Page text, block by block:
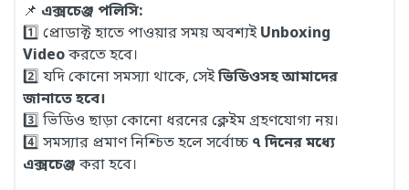
📌 এক্সচেঞ্জ পলিসি:
1️⃣ প্রোডাক্ট হাতে পাওয়ার সময় অবশ্যইUnboxing
Videoকরতে হবে।
2️⃣ যদি কোনো সমস্যা থাকে, সেইভিডিওসহ আমাদের
জানাতে হবে।
3️⃣ ভিডিও ছাড়া কোনো ধরনের ক্লেইম গ্রহণযোগ্য নয়।
4️⃣ সমস্যার প্রমাণ নিশ্চিত হলে সর্বোচ্চ ৭ দিনের মধ্যে
এক্সচেঞ্জ করা হবে।